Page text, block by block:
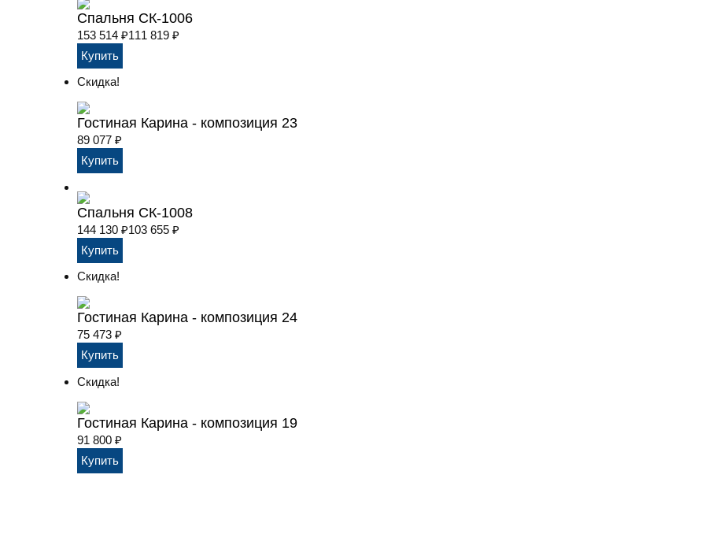
Спальня СК-1006
153 514 ₽111 819 ₽
Скидка!
Гостиная Карина - композиция 23
89 077 ₽
Спальня СК-1008
144 130 ₽103 655 ₽
Скидка!
Гостиная Карина - композиция 24
75 473 ₽
Скидка!
Гостиная Карина - композиция 19
91 800 ₽